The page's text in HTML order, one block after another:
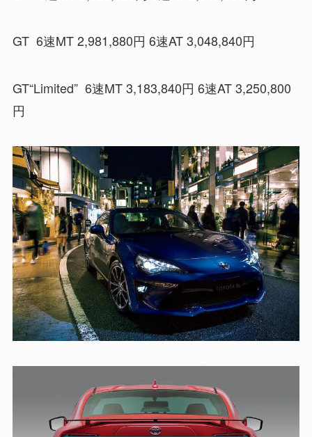
GT 6速MT 2,981,880円 6速AT 3,048,840円
GT“Limited” 6速MT 3,183,840円 6速AT 3,250,800
円